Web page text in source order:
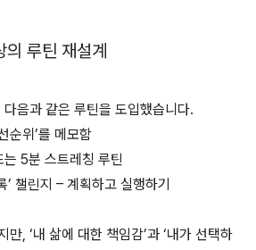
루틴 재설계
음과 같은 루틴을 도입했습니다.
순위’를 메모함
5분 스트레칭 루틴
챌린지 – 계획하고 실행하기
만, ‘내 삶에 대한 책임감’과 ‘내가 선택하